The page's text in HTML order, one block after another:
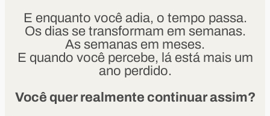
E enquanto você adia, o tempo passa.
Os dias se transformam em semanas.
As semanas em meses.
E quando você percebe, lá está mais um
ano perdido.
Você quer realmente continuar assim?